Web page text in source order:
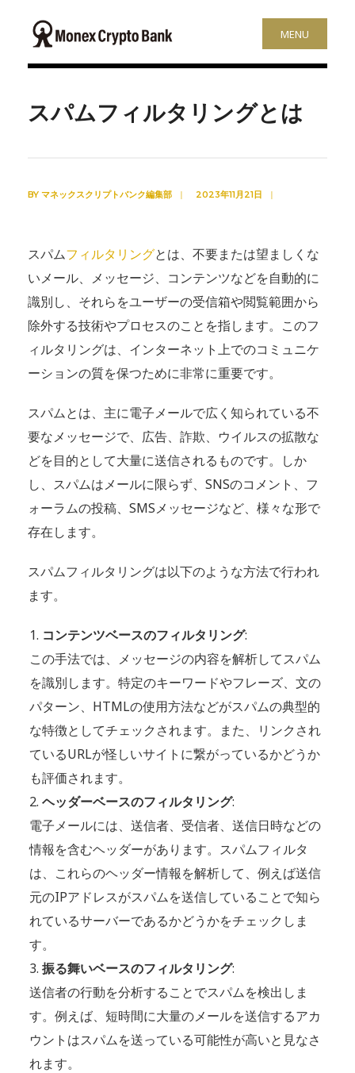
MENU
スパムフィルタリングとは
BY マネックスクリプトバンク編集部 | 2023年11月21日 |
スパムフィルタリングとは、不要または望ましくな
いメール、メッセージ、コンテンツなどを自動的に
識別し、それらをユーザーの受信箱や閲覧範囲から
除外する技術やプロセスのことを指します。このフ
ィルタリングは、インターネット上でのコミュニケ
ーションの質を保つために非常に重要です。
スパムとは、主に電子メールで広く知られている不
要なメッセージで、広告、詐欺、ウイルスの拡散な
どを目的として大量に送信されるものです。しか
し、スパムはメールに限らず、SNSのコメント、フ
ォーラムの投稿、SMSメッセージなど、様々な形で
存在します。
スパムフィルタリングは以下のような方法で行われ
ます。
コンテンツベースのフィルタリング:
この手法では、メッセージの内容を解析してスパム
を識別します。特定のキーワードやフレーズ、文の
パターン、HTMLの使用方法などがスパムの典型的
な特徴としてチェックされます。また、リンクされ
ているURLが怪しいサイトに繋がっているかどうか
も評価されます。
ヘッダーベースのフィルタリング:
電子メールには、送信者、受信者、送信日時などの
情報を含むヘッダーがあります。スパムフィルタ
は、これらのヘッダー情報を解析して、例えば送信
元のIPアドレスがスパムを送信していることで知ら
れているサーバーであるかどうかをチェックしま
す。
振る舞いベースのフィルタリング:
送信者の行動を分析することでスパムを検出しま
す。例えば、短時間に大量のメールを送信するアカ
ウントはスパムを送っている可能性が高いと見なさ
れます。